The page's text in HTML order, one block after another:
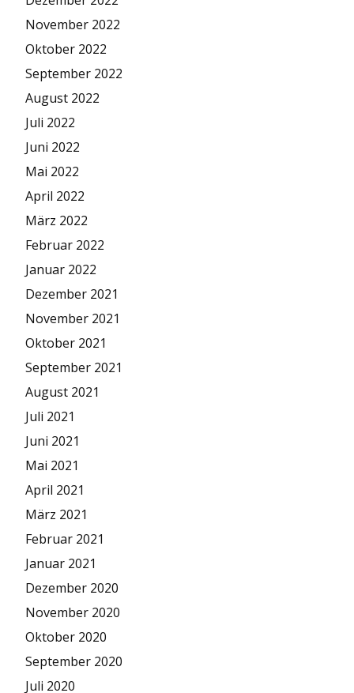
November 2022
Oktober 2022
September 2022
August 2022
Juli 2022
Juni 2022
Mai 2022
April 2022
März 2022
Februar 2022
Januar 2022
Dezember 2021
November 2021
Oktober 2021
September 2021
August 2021
Juli 2021
Juni 2021
Mai 2021
April 2021
März 2021
Februar 2021
Januar 2021
Dezember 2020
November 2020
Oktober 2020
September 2020
Juli 2020